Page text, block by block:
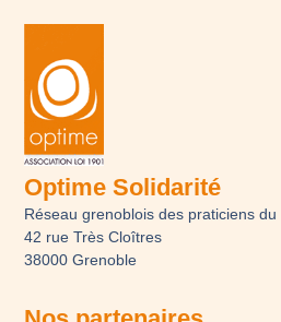
Optime Solidarité
Réseau grenoblois des praticiens
42 rue Très Cloîtres
38000 Grenoble